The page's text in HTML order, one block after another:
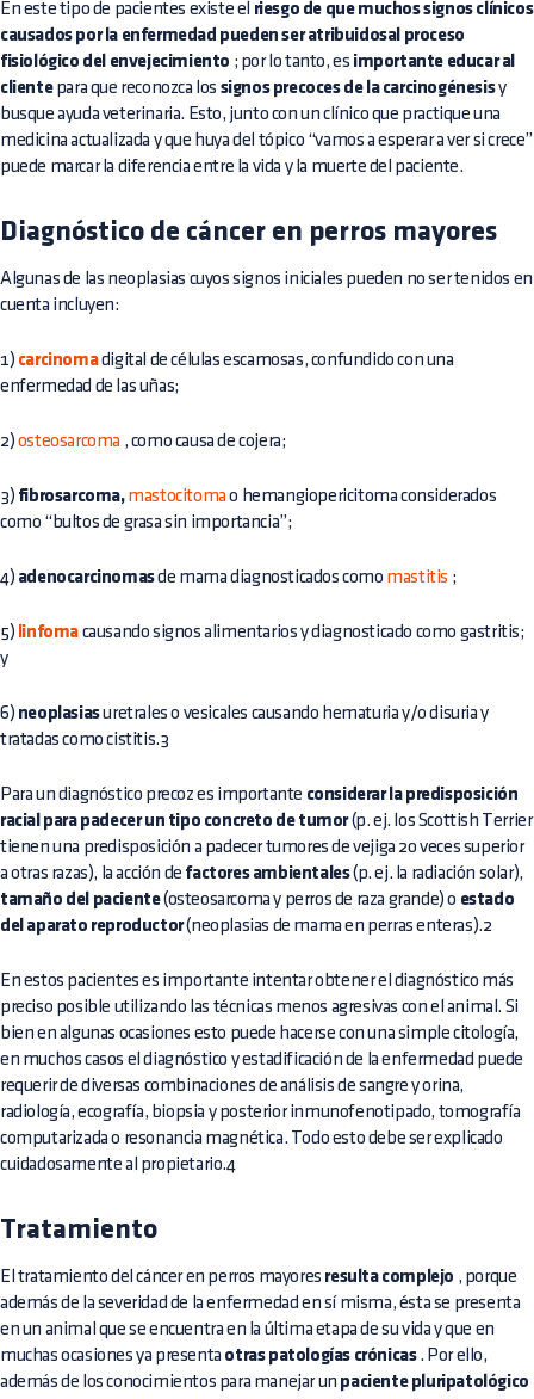
En este tipo de pacientes existe el riesgo de que muchos signos clínicos
causados por la enfermedad pueden ser atribuidosal proceso
fisiológico del envejecimiento ; por lo tanto, es importante educar al
clientepara que reconozca los signos precoces de la carcinogénesisy
busque ayuda veterinaria. Esto, junto con un clínico que practique una
medicina actualizada y que huya del tópico “vamos a esperar a ver si crece”
puede marcar la diferencia entre la vida y la muerte del paciente.
Diagnóstico de cáncer en perros mayores
Algunas de las neoplasias cuyos signos iniciales pueden no ser tenidos en
cuenta incluyen:
1) carcinomadigital de células escamosas, confundido con una
enfermedad de las uñas;
2) osteosarcoma , como causa de cojera;
3) fibrosarcoma,mastocitoma o hemangiopericitoma considerados
como “bultos de grasa sin importancia”;
4) adenocarcinomasde mama diagnosticados como mastitis ;
5) linfoma causando signos alimentarios y diagnosticado como gastritis;
y
6) neoplasiasuretrales o vesicales causando hematuria y/o disuria y
tratadas como cistitis.3
Para un diagnóstico precoz es importante considerar la predisposición
racial para padecer un tipo concreto de tumor(p. ej. los Scottish Terrier
tienen una predisposición a padecer tumores de vejiga 20 veces superior
a otras razas), la acción de factores ambientales(p. ej. la radiación solar),
tamaño del paciente(osteosarcoma y perros de raza grande) o estado
del aparato reproductor(neoplasias de mama en perras enteras).2
En estos pacientes es importante intentar obtener el diagnóstico más
preciso posible utilizando las técnicas menos agresivas con el animal. Si
bien en algunas ocasiones esto puede hacerse con una simple citología,
en muchos casos el diagnóstico y estadificación de la enfermedad puede
requerir de diversas combinaciones de análisis de sangre y orina,
radiología, ecografía, biopsia y posterior inmunofenotipado, tomografía
computarizada o resonancia magnética. Todo esto debe ser explicado
cuidadosamente al propietario.4
Tratamiento
El tratamiento del cáncer en perros mayores resulta complejo , porque
además de la severidad de la enfermedad en sí misma, ésta se presenta
en un animal que se encuentra en la última etapa de su vida y que en
muchas ocasiones ya presenta otras patologías crónicas. Por ello,
además de los conocimientos para manejar un paciente pluripatológico